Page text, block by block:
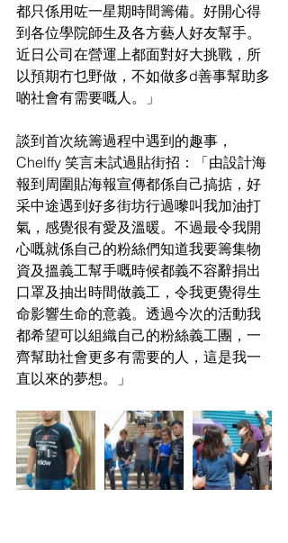
都只係用咗一星期時間籌備。好開心得
到各位學院師生及各方藝人好友幫手。
近日公司在營運上都面對好大挑戰，所
以預期冇乜野做，不如做多d善事幫助多
啲社會有需要嘅人。」
談到首次統籌過程中遇到的趣事，
Chelffy 笑言未試過貼街招：「由設計海
報到周圍貼海報宣傳都係自己搞掂，好
采中途遇到好多街坊行過嚟叫我加油打
氣，感覺很有愛及溫暖。不過最令我開
心嘅就係自己的粉絲們知道我要籌集物
資及搵義工幫手嘅時候都義不容辭捐出
口罩及抽出時間做義工，令我更覺得生
命影響生命的意義。透過今次的活動我
都希望可以組織自己的粉絲義工團，一
齊幫助社會更多有需要的人，這是我一
直以來的夢想。」